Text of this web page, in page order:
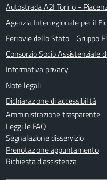
Autostrada A2I Torino -
Agenzia Interregionale per il
Ferrovie dello Stato - Gruppo
Consorzio Socio Assistenziale
Informativa privacy
Note legali
Dichiarazione di accessibilità
Amministrazione trasparente
Leggi le FAQ
Segnalazione disservizio
Prenotazione appuntamento
Richiesta d'assistenza